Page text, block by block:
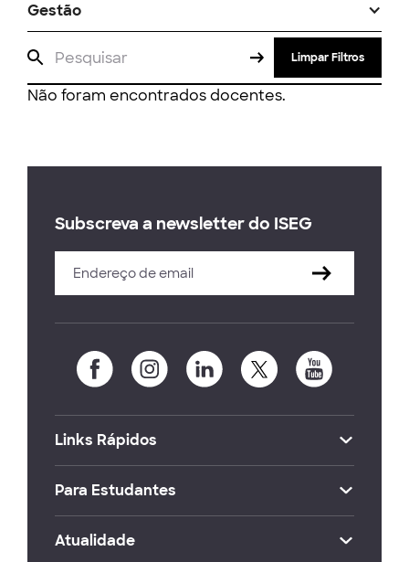
Gestão
Limpar Filtros
Não foram encontrados docentes.
Subscreva a newsletter do ISEG
Links Rápidos
Para Estudantes
Atualidade